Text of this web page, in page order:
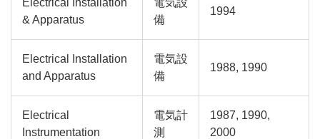
& Apparatus
備
1994
Electrical Installation
and Apparatus
電気設
備
1988, 1990
Electrical
Instrumentation
電気計
測
1987, 1990,
2000